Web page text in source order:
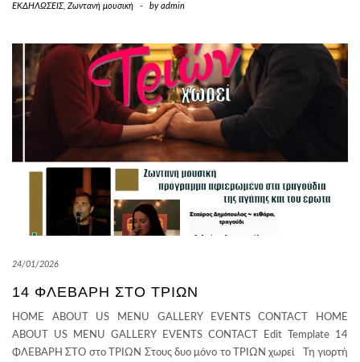
ΕΚΔΗΛΩΣΕΙΣ, Ζωντανή μουσική - byadmin
24/01/2026
14 ΦΛΕΒΆΡΗ ΣΤΟ ΤΡΙΩΝ
HOME ABOUT US MENU GALLERY EVENTS CONTACT HOME
ABOUT US MENU GALLERY EVENTS CONTACT Edit Template 14
ΦΛΕΒΑΡΗ ΣΤΟ στο ΤΡΙΩΝ Στους δυο μόνο το ΤΡΙΩΝ χωρεί Τη γιορτή